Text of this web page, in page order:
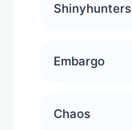
Shinyhunters
Embargo
Chaos